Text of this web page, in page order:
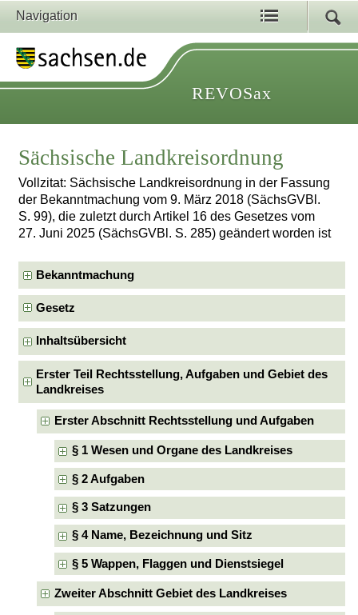
Navigation
REVOSax
Sächsische Landkreisordnung
Vollzitat: Sächsische Landkreisordnung in der Fassung
der Bekanntmachung vom 9. März 2018 (SächsGVBl.
S. 99), die zuletzt durch Artikel 16 des Gesetzes vom
27. Juni 2025 (SächsGVBl. S. 285) geändert worden ist
Bekanntmachung
Gesetz
Inhaltsübersicht
Erster Teil Rechtsstellung, Aufgaben und Gebiet des
Landkreises
Erster Abschnitt Rechtsstellung und Aufgaben
§ 1 Wesen und Organe des Landkreises
§ 2 Aufgaben
§ 3 Satzungen
§ 4 Name, Bezeichnung und Sitz
§ 5 Wappen, Flaggen und Dienstsiegel
Zweiter Abschnitt Gebiet des Landkreises